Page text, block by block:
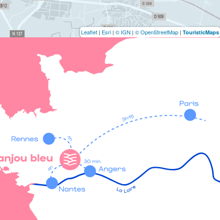
Leaflet | Esri | © IGN | © OpenStreetMap | TouristicMaps